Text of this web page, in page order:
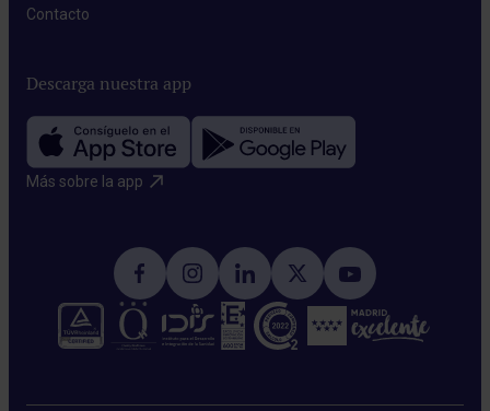
Contacto​
Descarga nuestra app
Más sobre la app​